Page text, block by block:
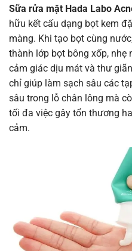
Sữa rửa mặt Hada Labo
hữu kết cấu dạng bọt kem
màng. Khi tạo bọt cùng
thành lớp bọt bông xốp, nhẹ
cảm giác dịu mát và thư
chỉ giúp làm sạch sâu các
sâu trong lỗ chân lông mà
tối đa việc gây tổn thương
cảm.